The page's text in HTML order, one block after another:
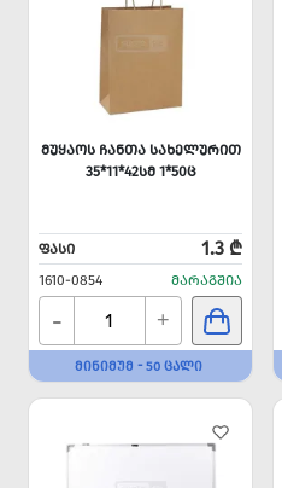
ᲛᲣᲧᲐᲝᲡ ᲩᲐᲜᲗᲐ ᲡᲐᲮᲔᲚᲣᲠᲘᲗ
35*11*42ᲡᲛ 1*50Ც
ᲤᲐᲡᲘ 1.3 ₾
1610-0854 ᲛᲐᲠᲐᲒᲨᲘᲐ
- +
ᲛᲘᲜᲘᲛᲣᲛ - 50 ᲪᲐᲚᲘ